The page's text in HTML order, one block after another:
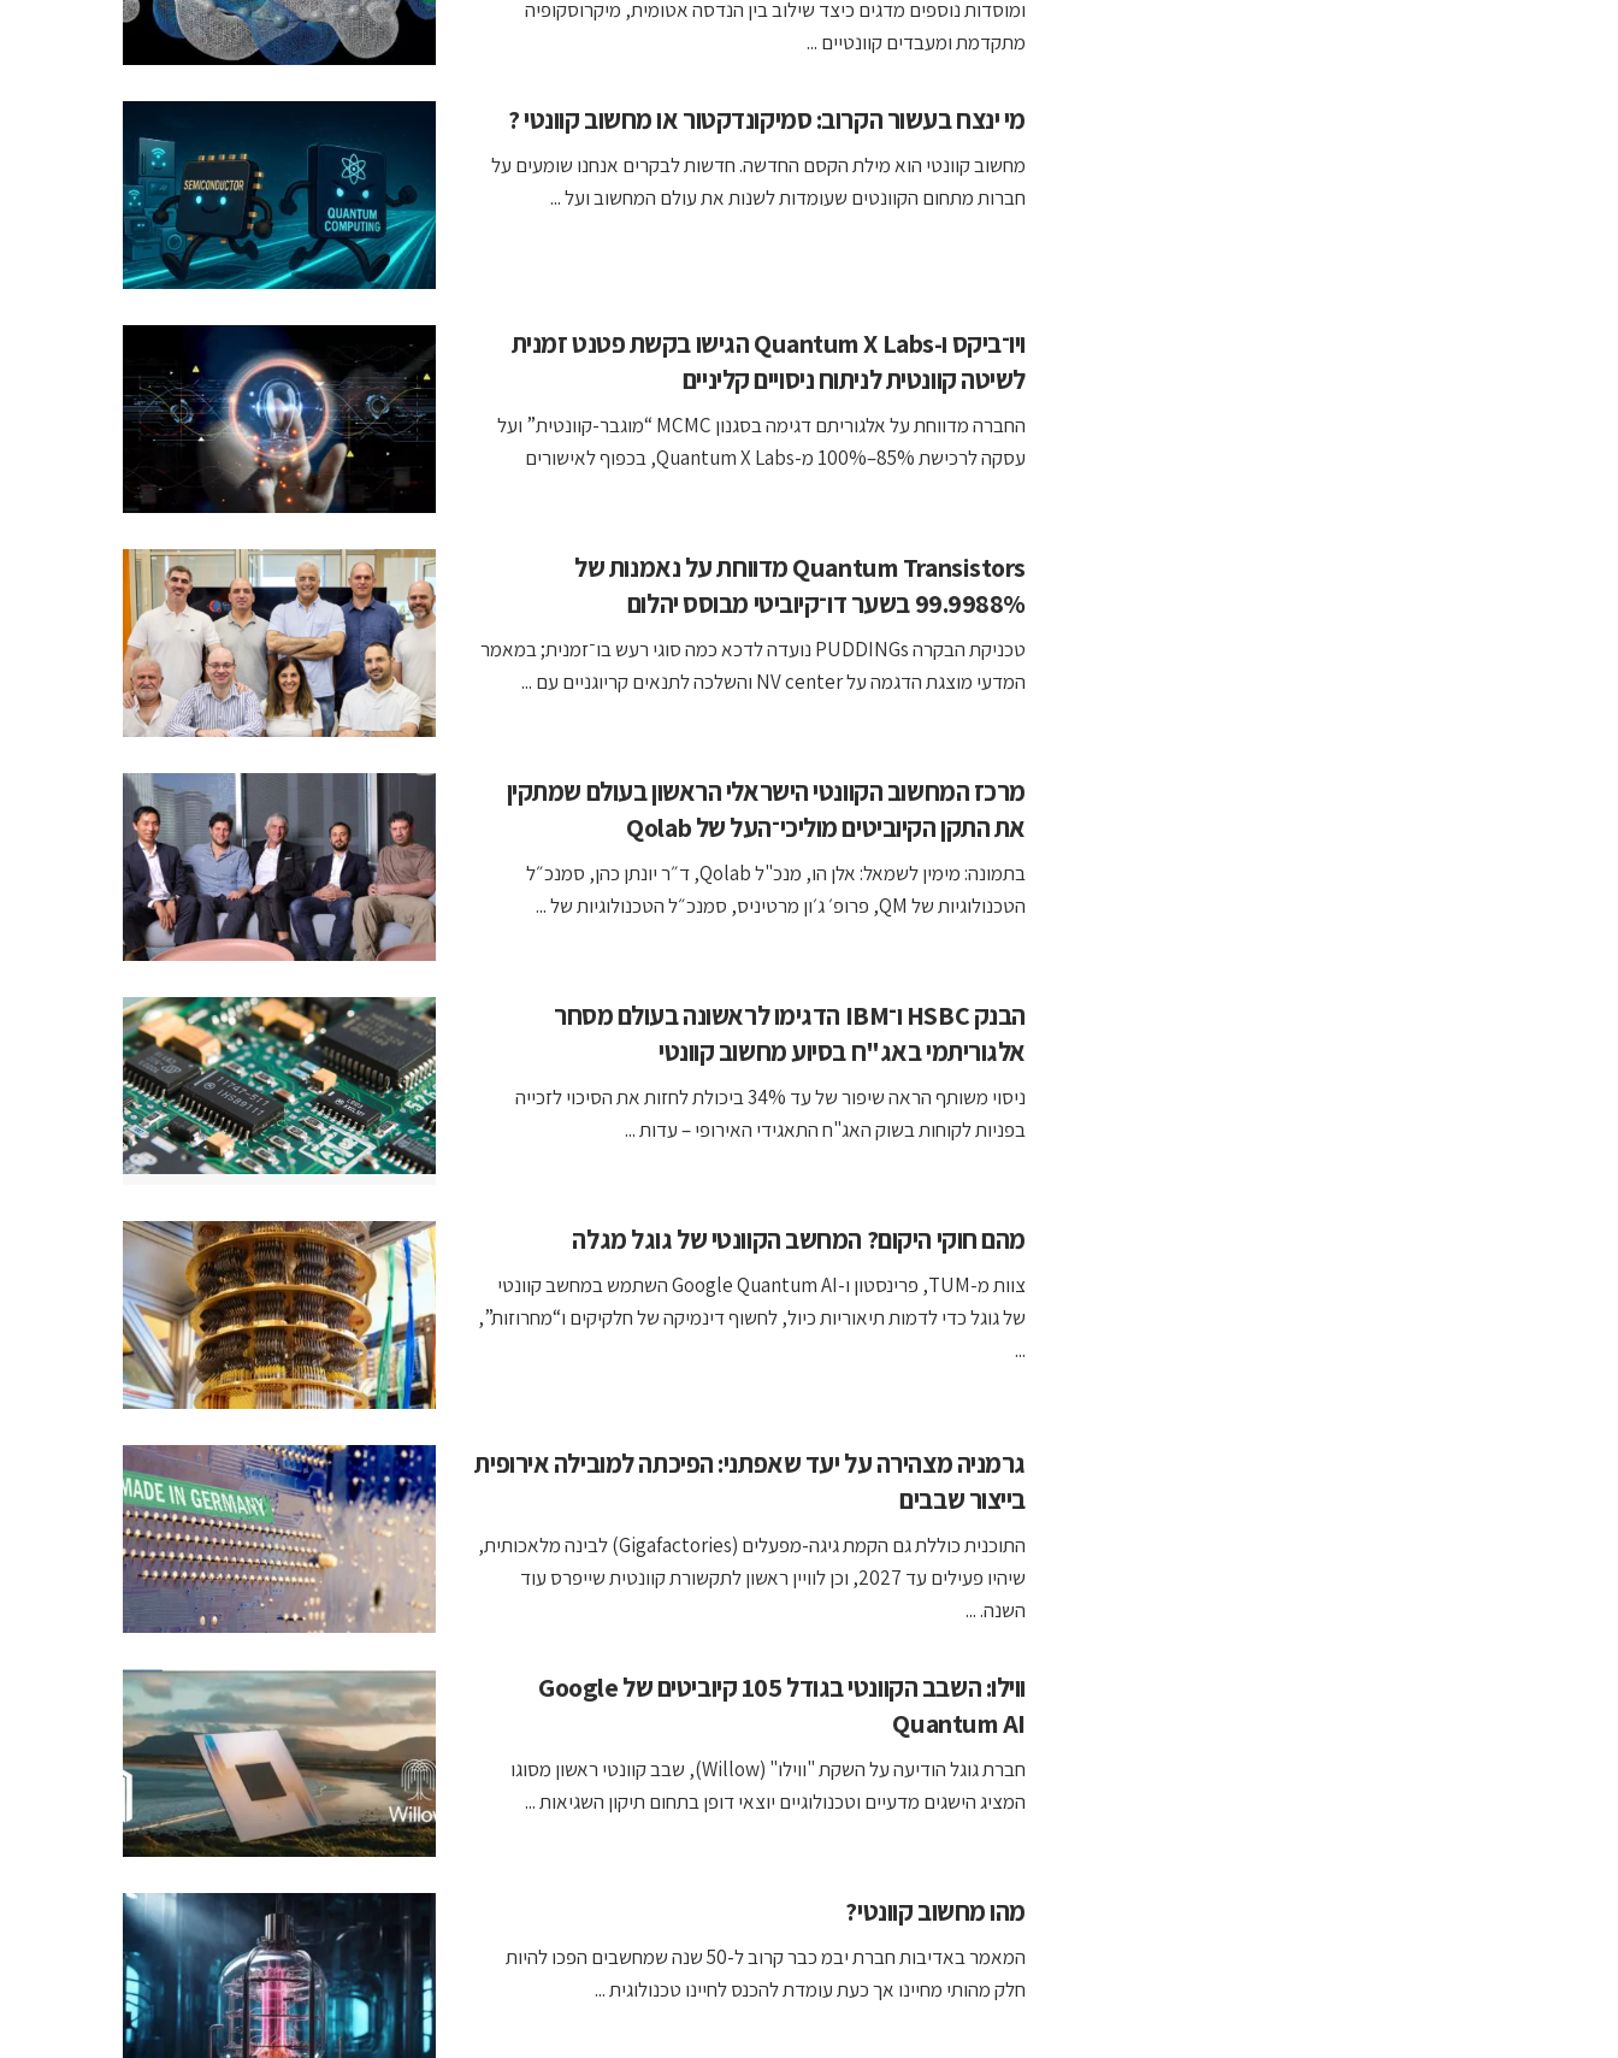
ומוסדות נוספים מדגים כיצד שילוב בין הנדסה אטומית, מיקרוסקופיה
מתקדמת ומעבדים קוונטיים ...
מי ינצח בעשור הקרוב: סמיקונדקטור או מחשוב קוונטי ?
מחשוב קוונטי הוא מילת הקסם החדשה. חדשות לבקרים אנחנו שומעים על
חברות מתחום הקוונטים שעומדות לשנות את עולם המחשוב ועל ...
ויו־ביקס ו-Quantum X Labs הגישו בקשת פטנט זמנית
לשיטה קוונטית לניתוח ניסויים קליניים
החברה מדווחת על אלגוריתם דגימה בסגנון MCMC “מוגבר-קוונטית” ועל
עסקה לרכישת 85%–100% מ-Quantum X Labs, בכפוף לאישורים
Quantum Transistors מדווחת על נאמנות של
99.9988% בשער דו־קיוביטי מבוסס יהלום
טכניקת הבקרה PUDDINGs נועדה לדכא כמה סוגי רעש בו־זמנית; במאמר
המדעי מוצגת הדגמה על NV center והשלכה לתנאים קריוגניים עם ...
מרכז המחשוב הקוונטי הישראלי הראשון בעולם שמתקין
את התקן הקיוביטים מוליכי־העל של Qolab
בתמונה: מימין לשמאל: אלן הו, מנכ"ל Qolab, ד״ר יונתן כהן, סמנכ״ל
הטכנולוגיות של QM, פרופ׳ ג׳ון מרטיניס, סמנכ״ל הטכנולוגיות של ...
הבנק HSBC ו־IBM הדגימו לראשונה בעולם מסחר
אלגוריתמי באג"ח בסיוע מחשוב קוונטי
ניסוי משותף הראה שיפור של עד 34% ביכולת לחזות את הסיכוי לזכייה
בפניות לקוחות בשוק האג"ח התאגידי האירופי – עדות ...
מהם חוקי היקום? המחשב הקוונטי של גוגל מגלה
צוות מ-TUM, פרינסטון ו-Google Quantum AI השתמש במחשב קוונטי
של גוגל כדי לדמות תיאוריות כיול, לחשוף דינמיקה של חלקיקים ו“מחרוזות”,
...
גרמניה מצהירה על יעד שאפתני: הפיכתה למובילה אירופית
בייצור שבבים
התוכנית כוללת גם הקמת גיגה-מפעלים (Gigafactories) לבינה מלאכותית,
שיהיו פעילים עד 2027, וכן לוויין ראשון לתקשורת קוונטית שייפרס עוד
השנה. ...
ווילו: השבב הקוונטי בגודל 105 קיוביטים של Google
Quantum AI
חברת גוגל הודיעה על השקת "ווילו" (Willow), שבב קוונטי ראשון מסוגו
המציג הישגים מדעיים וטכנולוגיים יוצאי דופן בתחום תיקון השגיאות ...
מהו מחשוב קוונטי?
המאמר באדיבות חברת יבמ כבר קרוב ל-50 שנה שמחשבים הפכו להיות
חלק מהותי מחיינו אך כעת עומדת להכנס לחיינו טכנולוגית ...